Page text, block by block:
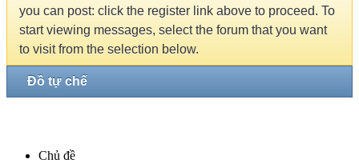
you can post: click the register link above to proceed. To
start viewing messages, select the forum that you want
to visit from the selection below.
Đồ tự chế
Chủ đề